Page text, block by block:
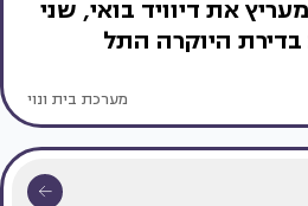
את דיוויד בואי, שני
בדירת היוקרה התל
מערכת בית ונוי